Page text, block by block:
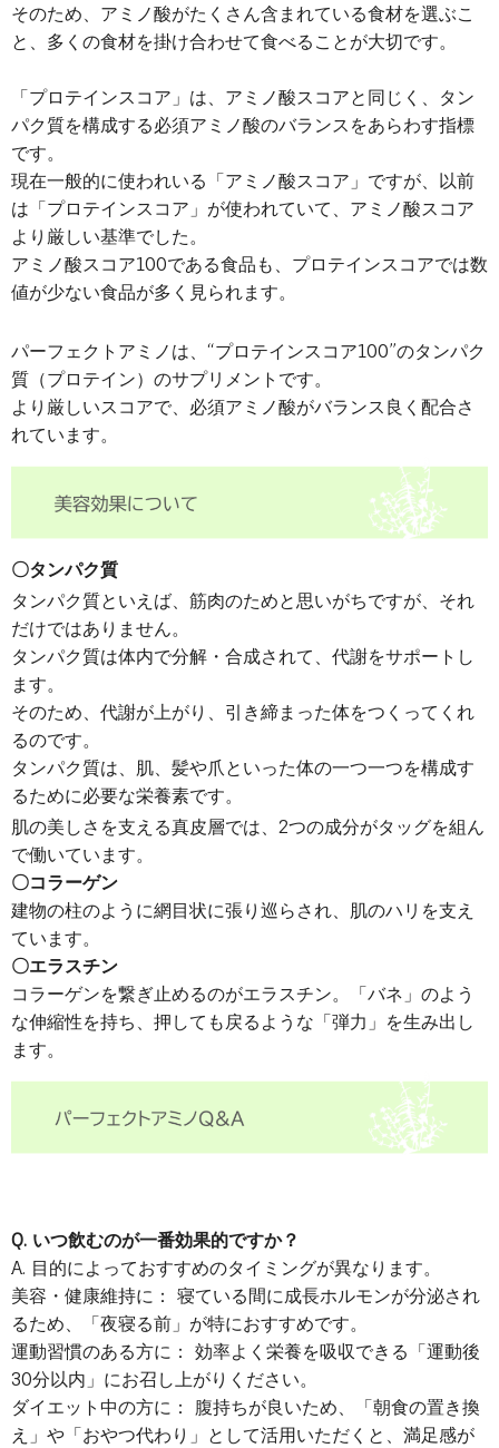
そのため、アミノ酸がたくさん含まれている食材を選ぶこ
と、多くの食材を掛け合わせて食べることが大切です。
「プロテインスコア」は、アミノ酸スコアと同じく、タン
パク質を構成する必須アミノ酸のバランスをあらわす指標
です。
現在一般的に使われいる「アミノ酸スコア」ですが、以前
は「プロテインスコア」が使われていて、アミノ酸スコア
より厳しい基準でした。
アミノ酸スコア100である食品も、プロテインスコアでは数
値が少ない食品が多く見られます。
パーフェクトアミノは、“プロテインスコア100”のタンパク
質（プロテイン）のサプリメントです。
より厳しいスコアで、必須アミノ酸がバランス良く配合さ
れています。
〇タンパク質
タンパク質といえば、筋肉のためと思いがちですが、それ
だけではありません。
タンパク質は体内で分解・合成されて、代謝をサポートし
ます。
そのため、代謝が上がり、引き締まった体をつくってくれ
るのです。
タンパク質は、肌、髪や爪といった体の一つ一つを構成す
るために必要な栄養素です。
肌の美しさを支える真皮層では、2つの成分がタッグを組ん
で働いています。
〇コラーゲン
建物の柱のように網目状に張り巡らされ、肌のハリを支え
ています。
〇エラスチン
コラーゲンを繋ぎ止めるのがエラスチン。「バネ」のよう
な伸縮性を持ち、押しても戻るような「弾力」を生み出し
ます。
Q. いつ飲むのが一番効果的ですか？
A. 目的によっておすすめのタイミングが異なります。
美容・健康維持に： 寝ている間に成長ホルモンが分泌され
るため、「夜寝る前」が特におすすめです。
運動習慣のある方に： 効率よく栄養を吸収できる「運動後
30分以内」にお召し上がりください。
ダイエット中の方に： 腹持ちが良いため、「朝食の置き換
え」や「おやつ代わり」として活用いただくと、満足感が